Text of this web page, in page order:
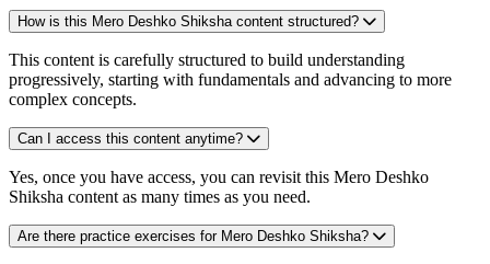
How is this Mero Deshko Shiksha content structured?
This content is carefully structured to build understanding
progressively, starting with fundamentals and advancing to more
complex concepts.
Can I access this content anytime?
Yes, once you have access, you can revisit this Mero Deshko
Shiksha content as many times as you need.
Are there practice exercises for Mero Deshko Shiksha?